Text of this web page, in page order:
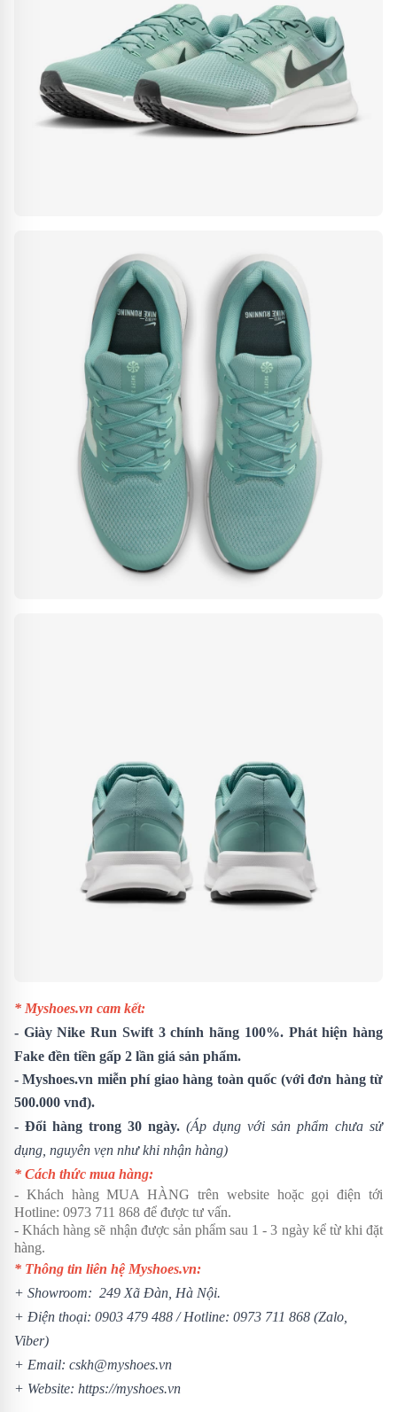
* Myshoes.vn cam kết:
- Giày Nike Run Swift 3chính hãng 100%. Phát hiện hàng
Fake đền tiền gấp 2 lần giá sản phẩm.
- Myshoes.vn miễn phí giao hàng toàn quốc (với đơn hàng từ
500.000 vnđ).
- Đổi hàng trong 30 ngày. (Áp dụng với sản phẩm chưa sử
dụng, nguyên vẹn như khi nhận hàng)
* Cách thức mua hàng:
- Khách hàng MUA HÀNG trên website hoặc gọi điện tới
Hotline: 0973 711 868 để được tư vấn.
- Khách hàng sẽ nhận được sản phẩm sau 1 - 3 ngày kể từ khi đặt
hàng.
* Thông tin liên hệ Myshoes.vn:
+ Showroom: 249 Xã Đàn, Hà Nội.
+ Điện thoại: 0903 479 488 /Hotline: 0973 711 868 (Zalo,
Viber)
+ Email: cskh@myshoes.vn
+ Website: https://myshoes.vn